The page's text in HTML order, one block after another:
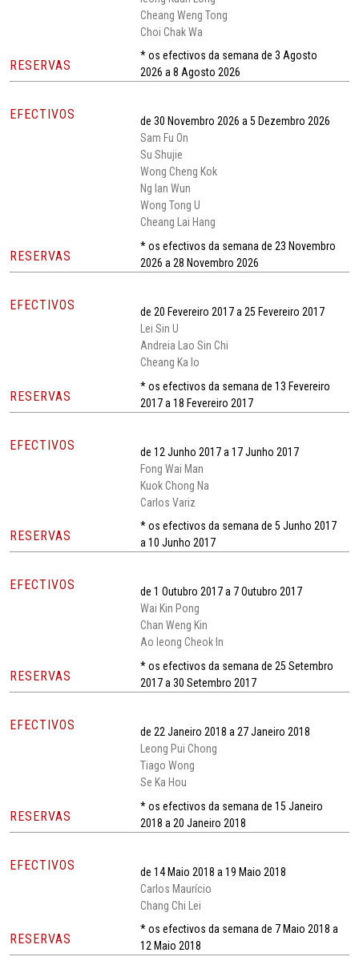
Cheang Weng Tong
Choi Chak Wa
RESERVAS
* os efectivos da semana de 3 Agosto
2026 a 8 Agosto 2026
EFECTIVOS
de 30 Novembro 2026 a 5 Dezembro 2026
Sam Fu On
Su Shujie
Wong Cheng Kok
Ng Ian Wun
Wong Tong U
Cheang Lai Hang
RESERVAS
* os efectivos da semana de 23 Novembro
2026 a 28 Novembro 2026
EFECTIVOS
de 20 Fevereiro 2017 a 25 Fevereiro 2017
Lei Sin U
Andreia Lao Sin Chi
Cheang Ka Io
RESERVAS
* os efectivos da semana de 13 Fevereiro
2017 a 18 Fevereiro 2017
EFECTIVOS
de 12 Junho 2017 a 17 Junho 2017
Fong Wai Man
Kuok Chong Na
Carlos Variz
RESERVAS
* os efectivos da semana de 5 Junho 2017
a 10 Junho 2017
EFECTIVOS
de 1 Outubro 2017 a 7 Outubro 2017
Wai Kin Pong
Chan Weng Kin
Ao Ieong Cheok In
RESERVAS
* os efectivos da semana de 25 Setembro
2017 a 30 Setembro 2017
EFECTIVOS
de 22 Janeiro 2018 a 27 Janeiro 2018
Leong Pui Chong
Tiago Wong
Se Ka Hou
RESERVAS
* os efectivos da semana de 15 Janeiro
2018 a 20 Janeiro 2018
EFECTIVOS
de 14 Maio 2018 a 19 Maio 2018
Carlos Maurício
Chang Chi Lei
RESERVAS
* os efectivos da semana de 7 Maio 2018 a
12 Maio 2018